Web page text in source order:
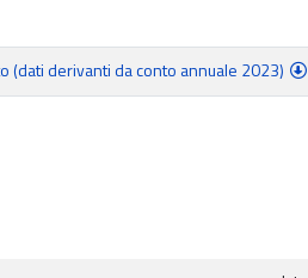
(dati derivanti da conto annuale 2023)